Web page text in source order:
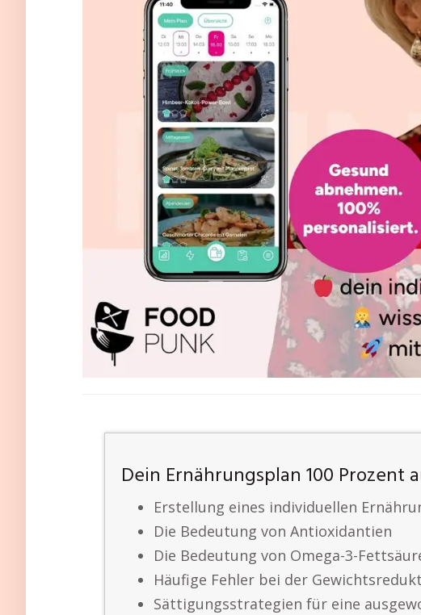
Dein Ernährungsplan 100 Prozent
Erstellung eines individuellen
Die Bedeutung von Antioxidantien
Die Bedeutung von Omega-3-
Häufige Fehler bei der
Sättigungsstrategien für eine